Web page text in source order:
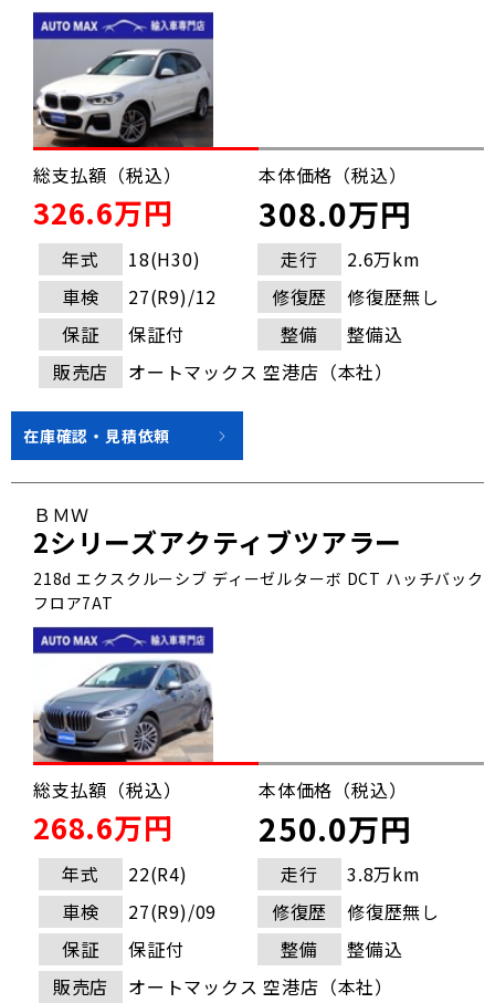
総支払額（税込）
326.6万円
本体価格（税込）
308.0万円
年式 18(H30) 走行
2.6万km
車検
27(R9)/12 修復歴
修復歴無し
保証
保証付 整備
整備込
販売店
オートマックス 空港店（本社）
在庫確認・見積依頼
ＢＭＷ
2シリーズアクティブツアラー
218d エクスクルーシブ ディーゼルターボ DCT ハッチバック
フロア7AT
総支払額（税込）
268.6万円
本体価格（税込）
250.0万円
年式 22(R4) 走行
3.8万km
車検
27(R9)/09 修復歴
修復歴無し
保証
保証付 整備
整備込
販売店
オートマックス 空港店（本社）